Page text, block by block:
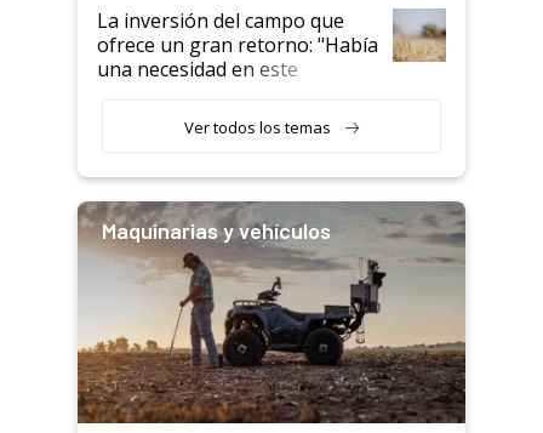
La inversión del campo que
ofrece un gran retorno: "Había
una necesidad en este
Ver todos los temas
Maquinarias y vehículos